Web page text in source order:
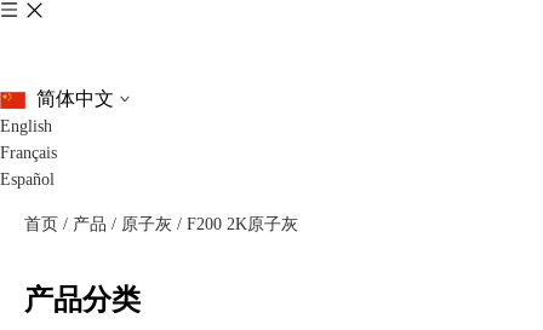
简体中文
English
Français
Español
首页 / 产品 / 原子灰 / F200 2K原子灰
产品分类